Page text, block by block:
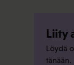
Liity
Löydä
tänään.